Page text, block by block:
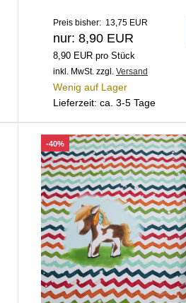
Preis bisher: 13,75 EUR
nur: 8,90 EUR
8,90 EUR pro Stück
inkl. MwSt. zzgl. Versand
Wenig auf Lager
Lieferzeit: ca. 3-5 Tage
-40%